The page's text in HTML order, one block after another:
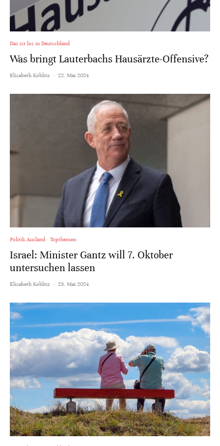
Das ist los in Deutschland
Was bringt Lauterbachs Hausärzte-Offensive?
Elisabeth Koblitz · 22. Mai 2024
Politik Ausland Topthemen
Israel: Minister Gantz will 7. Oktober
untersuchen lassen
Elisabeth Koblitz · 23. Mai 2024